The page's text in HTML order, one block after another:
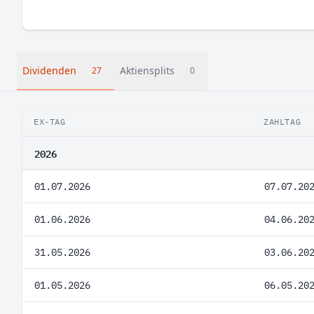
Dividenden 27 Aktiensplits 0
EX-TAG ZAHLTAG
2026
01.07.2026
01.06.2026
31.05.2026
01.05.2026